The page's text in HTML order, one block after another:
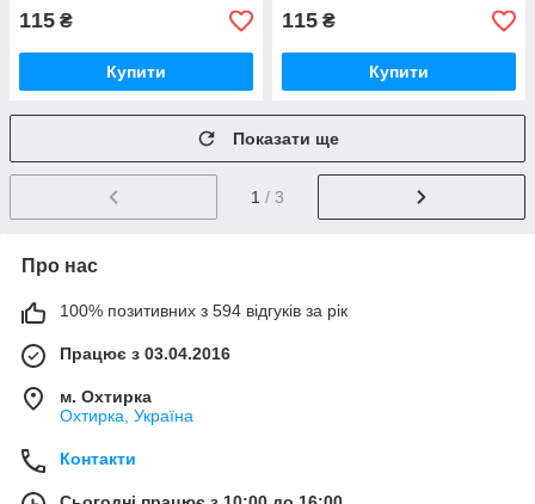
115 ₴
Купити
115 ₴
Купити
Показати ще
1 / 3
Про нас
100% позитивних з 594 відгуків за рік
Працює з 03.04.2016
м. Охтирка
Охтирка, Україна
Контакти